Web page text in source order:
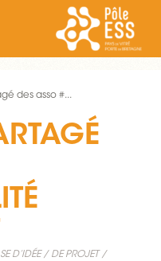
des asso #...
D’IDÉE / DE PROJET